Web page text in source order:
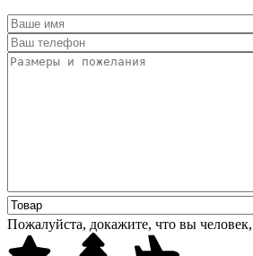
Пожалуйста, докажите, что вы